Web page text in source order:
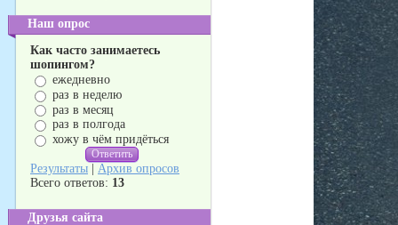
Наш опрос
Как часто занимаетесь
шопингом?
ежедневно
раз в неделю
раз в месяц
раз в полгода
хожу в чём придёться
Результаты
Архив опросов
Всего ответов: 13
Друзья сайта